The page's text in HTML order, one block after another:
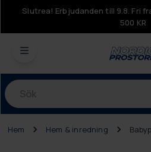
Slutrea! Erbjudanden till 9.8. Fri
500 KR
Produkter
Hem Hem & inredning